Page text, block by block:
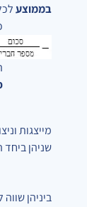
בממוצע
כלים
מייצגות
שניהן ביחד
ביניהן